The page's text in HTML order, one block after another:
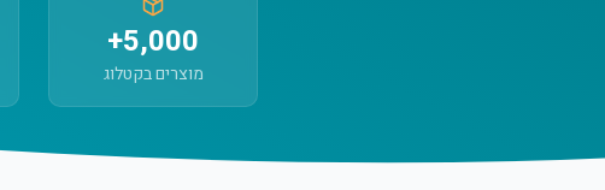
5,000+
מוצרים בקטלוג